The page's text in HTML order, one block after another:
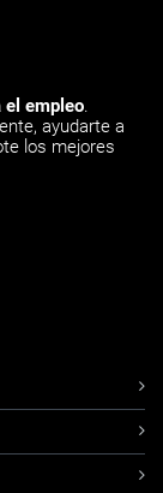
el empleo.
ayudarte a
los mejores